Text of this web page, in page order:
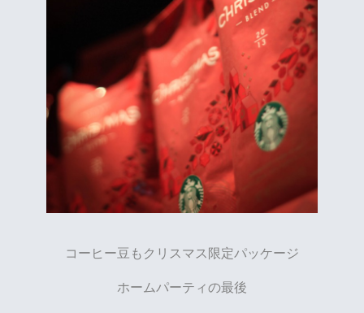
コーヒー豆もクリスマス限定パッケージ
ホームパーティの最後